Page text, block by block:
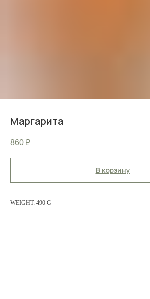
Маргарита
860 ₽
В корзину
WEIGHT: 490 G